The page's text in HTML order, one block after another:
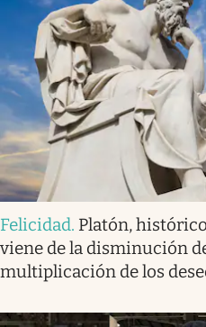
Felicidad. Platón,
viene de la disminución
multiplicación de los